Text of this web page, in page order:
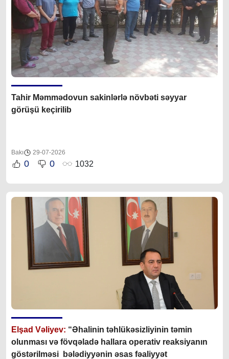
Tahir Məmmədovun sakinlərlə növbəti səyyar
görüşü keçirilib
Bakı 29-07-2026
0 0 1032
Elşad Vəliyev: “Əhalinin təhlükəsizliyinin təmin
olunması və fövqəladə hallara operativ reaksiyanın
göstərilməsi bələdiyyənin əsas fəaliyyət